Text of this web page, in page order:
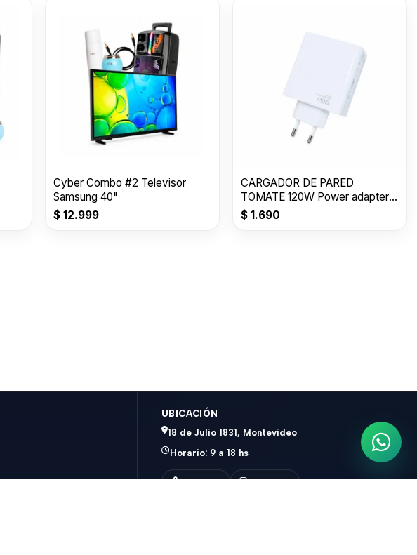
Cyber Combo #2 Televisor
Samsung 40"
$ 12.999
CARGADOR DE PARED
TOMATE 120W Power adapter
Suit USB T-CH018
$ 1.690
UBICACIÓN
18 de Julio 1831, Montevideo
Horario: 9 a 18 hs
Ver mapa Instagram